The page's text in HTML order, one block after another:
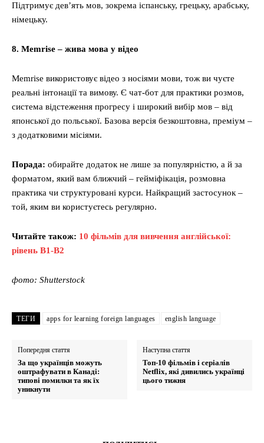
Підтримує дев’ять мов, зокрема іспанську, грецьку, арабську,
німецьку.
8. Memrise – жива мова у відео
Memrise використовує відео з носіями мови, тож ви чуєте
реальні інтонації та вимову. Є чат-бот для практики розмов,
система відстеження прогресу і широкий вибір мов – від
японської до польської. Базова версія безкоштовна, преміум –
з додатковими місіями.
Порада: обирайте додаток не лише за популярністю, а й за
форматом, який вам ближчий – гейміфікація, розмовна
практика чи структуровані курси. Найкращий застосунок –
той, яким ви користуєтесь регулярно.
Читайте також: 10 фільмів для вивчення англійської:
рівень B1-B2
фото: Shutterstock
ТЕГИ apps for learning foreign languages english language
Попередня стаття
За що українців можуть
оштрафувати в Канаді:
типові помилки та як їх
уникнути
Наступна стаття
Топ-10 фільмів і серіалів
Netflix, які дивились українці
цього тижня